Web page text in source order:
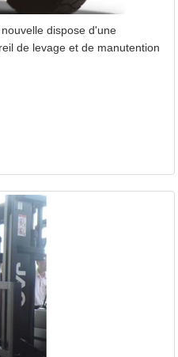
dispose d'une
de levage et de manutention